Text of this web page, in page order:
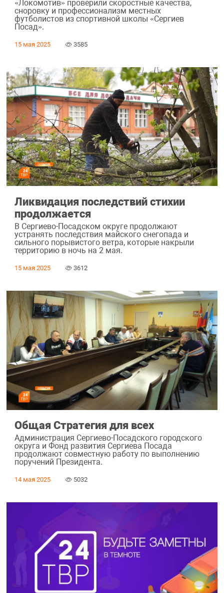
«Локомотив» проверили скоростные качества,
сноровку и профессионализм местных
футболистов из спортивной школы «Сергиев
Посад».
15 мая 2025 3585
Ликвидация последствий стихии
продолжается
В Сергиево-Посадском округе продолжают
устранять последствия майского снегопада и
сильного порывистого ветра, которые накрыли
территорию в ночь на 2 мая.
15 мая 2025 3612
Общая Стратегия для всех
Администрация Сергиево-Посадского городского
округа и Фонд развития Сергиева Посада
продолжают совместную работу по выполнению
поручений Президента.
14 мая 2025 5032